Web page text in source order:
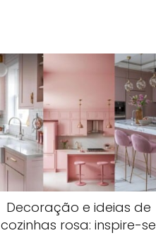
Decoração e ideias de
cozinhas rosa: inspire-se